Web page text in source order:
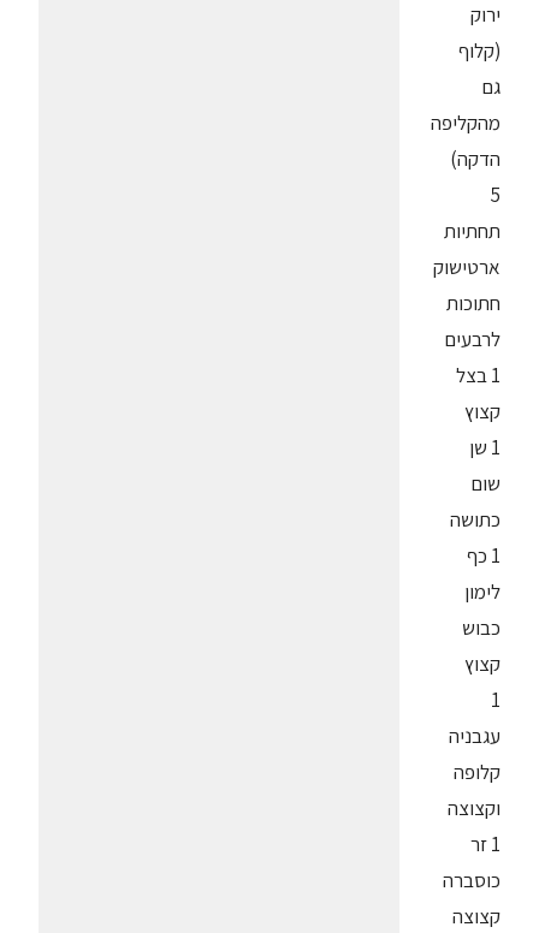
ירוק
(קלוף
גם
מהקליפה
הדקה)
5
תחתיות
ארטישוק
חתוכות
לרבעים
1 בצל
קצוץ
1 שן
שום
כתושה
1 כף
לימון
כבוש
קצוץ
1
עגבניה
קלופה
וקצוצה
1 זר
כוסברה
קצוצה